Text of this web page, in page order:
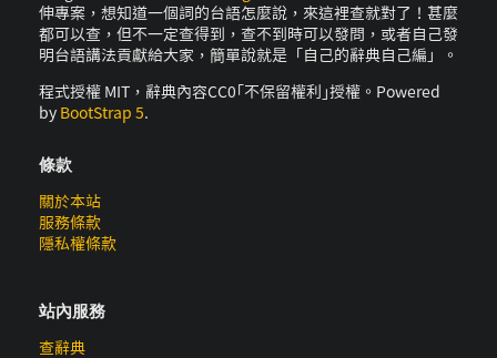
伸專案，想知道一個詞的台語怎麼說，來這裡查就對了！甚麼
都可以查，但不一定查得到，查不到時可以發問，或者自己發
明台語講法貢獻給大家，簡單說就是「自己的辭典自己編」。
程式授權 MIT，辭典內容CC0｢不保留權利｣授權。Powered
by BootStrap 5.
條款
關於本站
服務條款
隱私權條款
站內服務
查辭典